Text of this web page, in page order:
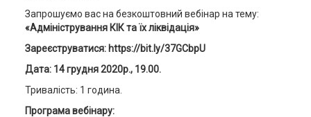
Запрошуємо вас на безкоштовний вебінар на тему:
«Адміністрування КІК та їх ліквідація»
Зареєструватися: https://bit.ly/37GCbpU
Дата: 14 грудня 2020р., 19.00.
Тривалість: 1 година.
Програма вебінару: